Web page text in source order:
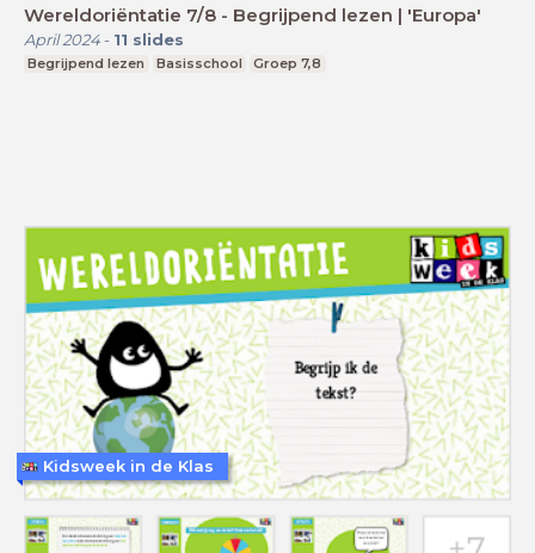
Wereldoriëntatie 7/8 - Begrijpend lezen | 'Europa'
April 2024- 11 slides
Begrijpend lezen Basisschool Groep 7,8
Kidsweek in de Klas